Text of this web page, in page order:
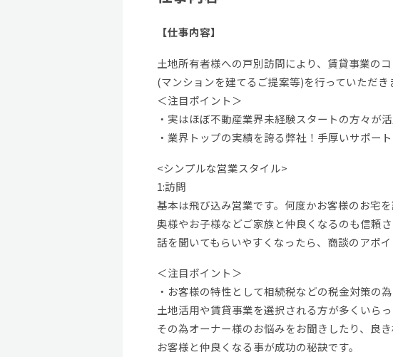
【仕事内容】
土地所有者様への戸別訪問により、賃貸事業の
(マンションを建てるご提案等)を行っていただき
＜注目ポイント＞
・実はほぼ不動産業界未経験スタートの方々が
・業界トップの実績を誇る弊社！手厚いサポー
<シンプルな営業スタイル>
1:訪問
基本は飛び込み営業です。何度かお客様のお宅
奥様やお子様などご家族と仲良くなるのも信頼さ
話を聞いてもらいやすくなったら、商談のアポイ
＜注目ポイント＞
・お客様の特性として相続税などの税金対策の
土地活用や賃貸事業を選択される方が多くいらっ
その為オーナー様のお悩みをお聞きしたり、良き
お客様と仲良くなる事が成功の秘訣です。